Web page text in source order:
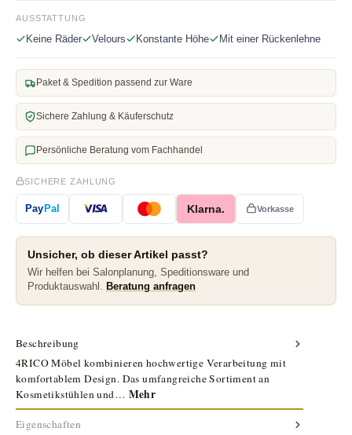
AUSSTATTUNG
Keine Räder Velours Konstante Höhe Mit einer Rückenlehne
Paket & Spedition passend zur Ware
Sichere Zahlung & Käuferschutz
Persönliche Beratung vom Fachhandel
SICHERE ZAHLUNG
PayPal Klarna. Vorkasse
Unsicher, ob dieser Artikel passt?
Wir helfen bei Salonplanung, Speditionsware und
Produktauswahl.
Beratung anfragen
Beschreibung
4RICO Möbel kombinieren hochwertige Verarbeitung mit
komfortablem Design. Das umfangreiche Sortiment an
Kosmetikstühlen und… Mehr
Eigenschaften